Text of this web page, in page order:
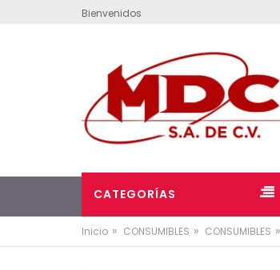
Bienvenidos
CATEGORÍAS
Inicio » CONSUMIBLES » CONSUMIBLES »